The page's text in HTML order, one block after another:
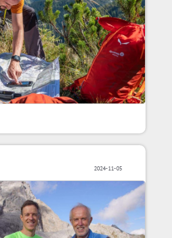
2024-11-05